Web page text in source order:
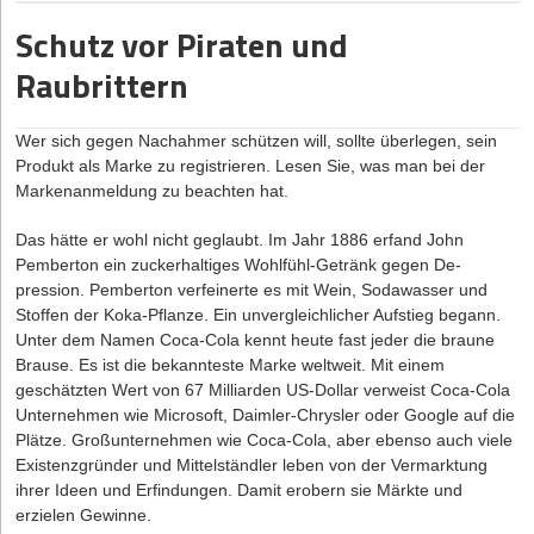
das neue AÜG eine arbeitgeberfreundliche Lösung. Der frisch
dass er am Arbeitsvertrag mit dem Verleiher festhält (sog.
wider Willen in der Rolle eines ungewollten Arbeitnehmers
wiederfinden. Der Leiharbeitnehmer muss sich die Erklärung
persönlich bei der Arbeitsagentur bestätigen lassen und
Firmen sollten nach einer erfolgten Festhaltenserklärung von einer
Weiterführung der Überlassung absehen. Eine erneute
Festhaltenserklärung wäre in jedem Fall unwirksam.
Einsatz von Freelancern
Auch beim Einsatz von Freelancern über Vermittlungsagenturen ist
erhöhte Vorsicht geboten. Die Beschäftigung erfolgt auf der
Grundlage eines Werk- oder Dienstvertrages zwischen dem
Selbständigen und dem Einsatzunternehmen. Die Crux: Wenn
Freelancer etwa über Zeit, Ort und Art ihrer Tätigkeit nicht frei
entscheiden können, besteht eine Scheinselbständigkeit. Bisher
konnten Vermittler im Rahmen der sog. Fallschirmlösung sich und
Die Fälle sind jedoch nicht immer so klar: wie im Beispiel eines
Warenlager macht. Besonders im letztgenannten Beispiel droht
Aufnahme eines Gewerbebetriebes in einem Wohnraum ohne die
Zustimmung des Vermieters die Rechte des Vermieters erheblich
verletzt. Man spricht in diesem Fall von einer Zweckentfremdung
Zudem drohen ordnungsrechtliche Sanktionen: In Zeiten immer
knapper werdenden Wohnraums haben die Städte und
Kommunen ihre Bußgelder teilweise drastisch erhöht. Bis zu
100.000 Euro sind beispielsweise nach dem
Zweckentfremdungsverbot-Gesetz des Landes Berlin für diese
dem Vermieter eine Zweckentfremdung seiner Mietsache bekannt,
wird er diese schnellstens unterbinden wollen, um seine Haftung
zu vermeiden, und da ist die außerordentliche fristlose Kündigung
meist das Mittel der Wahl.
Doch so weit muss es nicht kommen: Wer die eventuell negative
Schutz vor Piraten und
Raubrittern
Wer sich gegen Nachahmer schützen will, sollte überlegen, sein
Produkt als Marke zu registrieren. Lesen Sie, was man bei der
Markenanmeldung zu beachten hat.
Das hätte er wohl nicht geglaubt. Im Jahr 1886 erfand John
Pemberton ein zuckerhaltiges Wohlfühl-Getränk gegen De­
pression. Pemberton verfeinerte es mit Wein, Sodawasser und
Stoffen der Koka-Pflanze. Ein unvergleichlicher Aufstieg begann.
Unter dem Namen Coca-Cola kennt heute fast jeder die braune
Brause. Es ist die bekannteste Marke weltweit. Mit einem
geschätzten Wert von 67 Milliarden US-Dollar verweist Coca-Cola
Unternehmen wie Microsoft, Daimler-Chrysler oder Google auf die
Plätze. Großunternehmen wie Coca-Cola, aber ebenso auch viele
Existenzgründer und Mittelständler leben von der Vermarktung
ihrer Ideen und Erfindungen. Damit erobern sie Märkte und
erzielen Gewinne.